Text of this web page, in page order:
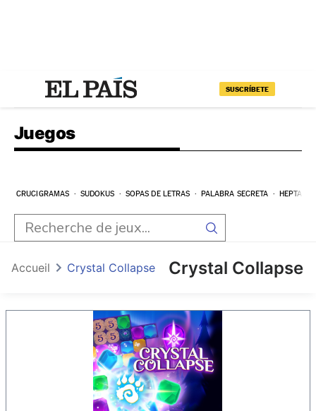
SUSCRÍBETE
Juegos
CRUCIGRAMAS SUDOKUS SOPAS DE LETRAS PALABRA SECRETA
Crystal Collapse
Accueil Crystal Collapse